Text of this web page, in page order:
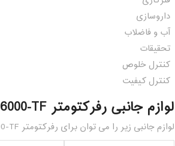
داروسازی
آب و فاضلاب
تحقیقات
کنترل خلوص
کنترل کیفیت
لوازم جانبی رفرکتومتر DR6000-TF
لوازم جانبی زیر را می توان برای رفرکتومتر DR6000-TF سفارش داد: